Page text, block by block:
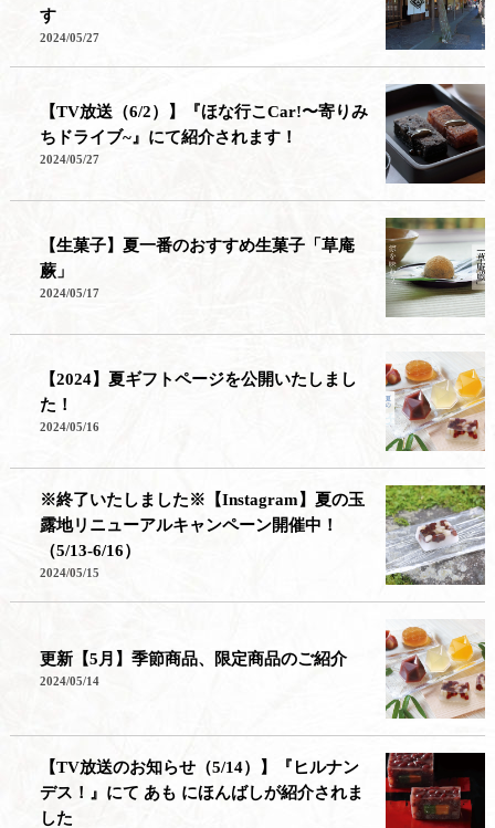
す
2024/05/27
【TV放送（6/2）】『ほな行こCar!〜寄りみ
ちドライブ~』にて紹介されます！
2024/05/27
【生菓子】夏一番のおすすめ生菓子「草庵
蕨」
2024/05/17
【2024】夏ギフトページを公開いたしまし
た！
2024/05/16
※終了いたしました※【Instagram】夏の玉
露地リニューアルキャンペーン開催中！
（5/13-6/16）
2024/05/15
更新【5月】季節商品、限定商品のご紹介
2024/05/14
【TV放送のお知らせ（5/14）】『ヒルナン
デス！』にて あも にほんばしが紹介されま
した